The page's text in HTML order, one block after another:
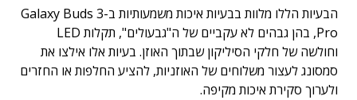
הבעיות הללו מלוות בבעיות איכות משמעותיות ב-Galaxy Buds 3
Pro, בהן גבהים לא עקביים של ה"גבעולים", תקלות LED
וחולשה של חלקי הסיליקון שבתוך האוזן. בעיות אלו אילצו את
סמסונג לעצור משלוחים של האוזניות, להציע החלפות או החזרים
ולערוך סקירת איכות מקיפה.